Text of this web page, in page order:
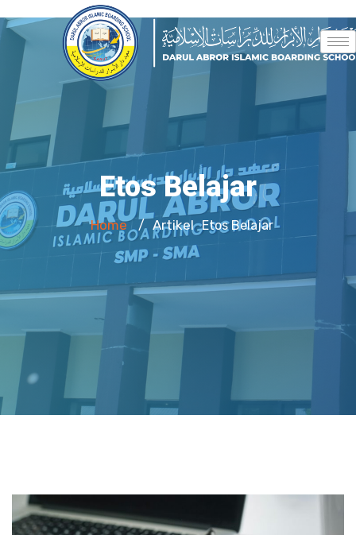
Etos Belajar
Home / Artikel Etos Belajar